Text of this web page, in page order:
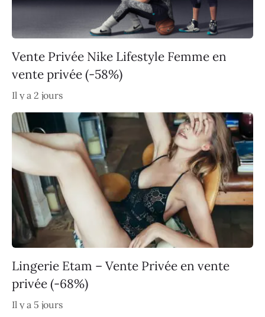
Vente Privée Nike Lifestyle Femme en
vente privée (-58%)
Il y a 2 jours
Lingerie Etam – Vente Privée en vente
privée (-68%)
Il y a 5 jours